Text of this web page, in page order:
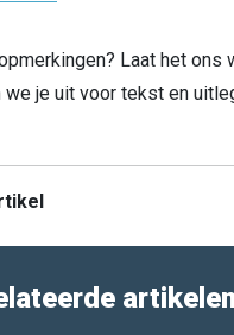
Laat het ons
je uit voor tekst en
artikelen